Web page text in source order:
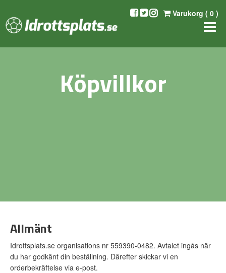
Varukorg ( 0 )
Köpvillkor
Allmänt
Idrottsplats.se organisations nr 559390-0482. Avtalet ingås när
du har godkänt din beställning. Därefter skickar vi en
orderbekräftelse via e-post.